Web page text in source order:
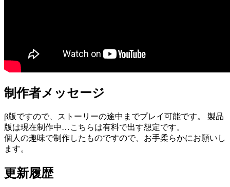
制作者メッセージ
β版ですので、ストーリーの途中までプレイ可能です。 製品
版は現在制作中…こちらは有料で出す想定です。
個人の趣味で制作したものですので、お手柔らかにお願いし
ます。
更新履歴